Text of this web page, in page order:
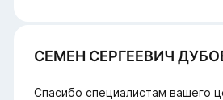
СЕМЕН СЕРГЕЕВИЧ
Спасибо специалистам вашего